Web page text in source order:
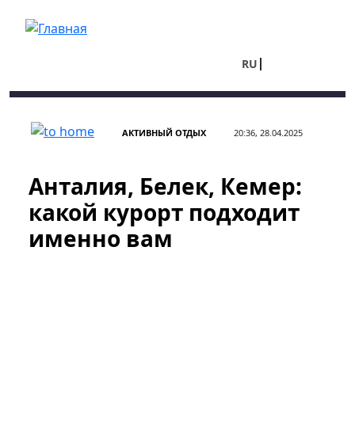
RU
АКТИВНЫЙ ОТДЫХ 20:36, 28.04.2025
Анталия, Белек, Кемер:
какой курорт подходит
именно вам